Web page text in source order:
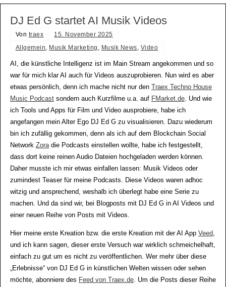
DJ Ed G startet AI Musik Videos
Von traex
15. November 2025
Allgemein, Musik Marketing , Musik News, Video
AI, die künstliche Intelligenz ist im Main Stream angekommen und so
war für mich klar AI auch für Videos auszuprobieren. Nun wird es aber
etwas persönlich, denn ich mache nicht nur den
Traex Techno House
Music Podcastsondern auch Kurzfilme u.a. auf FMarket.de. Und wie
ich Tools und Apps für Film und Video ausprobiere, habe ich
angefangen mein Alter Ego DJ Ed G zu visualisieren. Dazu wiederum
bin ich zufällig gekommen, denn als ich auf dem Blockchain Social
Network Zoradie Podcasts einstellen wollte, habe ich festgestellt,
dass dort keine reinen Audio Dateien hochgeladen werden können.
Daher musste ich mir etwas einfallen lassen: Musik Videos oder
zumindest Teaser für meine Podcasts. Diese Videos waren adhoc
witzig und ansprechend, weshalb ich überlegt habe eine Serie zu
machen. Und da sind wir, bei Blogposts mit DJ Ed G in AI Videos und
einer neuen Reihe von Posts mit Videos.
Hier meine erste Kreation bzw. die erste Kreation mit der AI App Veed
und ich kann sagen, dieser erste Versuch war wirklich schmeichelhaft,
einfach zu gut um es nicht zu veröffentlichen. Wer mehr über diese
„Erlebnisse“ von DJ Ed G in künstlichen Welten wissen oder sehen
möchte, abonniere des Feed von Traex.de. Um die Posts dieser Reihe